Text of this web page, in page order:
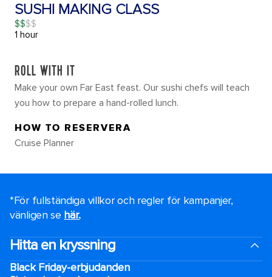
SUSHI MAKING CLASS
$$
1 hour
ROLL WITH IT
Make your own Far East feast. Our sushi chefs will teach
you how to prepare a hand-rolled lunch.
HOW TO RESERVERA
Cruise Planner
*För fullständiga villkor och regler för kampanjer,
vänligen se här..
Hitta en kryssning
Black Friday-erbjudanden